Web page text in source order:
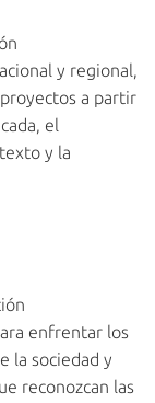
y regional,
a partir
el
y la
enfrentar los
la sociedad y
reconozcan las